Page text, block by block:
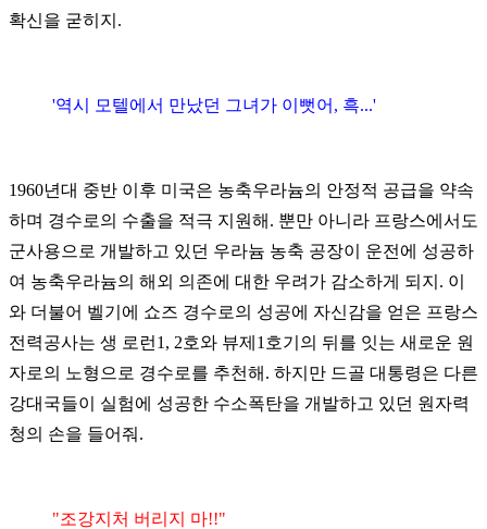
확신을 굳히지.
'역시 모텔에서 만났던 그녀가 이뻣어, 흑...'
1960년대 중반 이후 미국은 농축우라늄의 안정적 공급을 약속
하며 경수로의 수출을 적극 지원해. 뿐만 아니라 프랑스에서도
군사용으로 개발하고 있던 우라늄 농축 공장이 운전에 성공하
여 농축우라늄의 해외 의존에 대한 우려가 감소하게 되지. 이
와 더불어 벨기에 쇼즈 경수로의 성공에 자신감을 얻은 프랑스
전력공사는 생 로런1, 2호와 뷰제1호기의 뒤를 잇는 새로운 원
자로의 노형으로 경수로를 추천해. 하지만 드골 대통령은 다른
강대국들이 실험에 성공한 수소폭탄을 개발하고 있던 원자력
청의 손을 들어줘.
"조강지처 버리지 마!!"